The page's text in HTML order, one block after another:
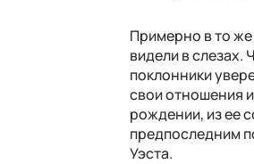
Примерно в то
видели в слезах.
поклонники
свои отношения
рождении, из ее
предпоследним
Уэста.